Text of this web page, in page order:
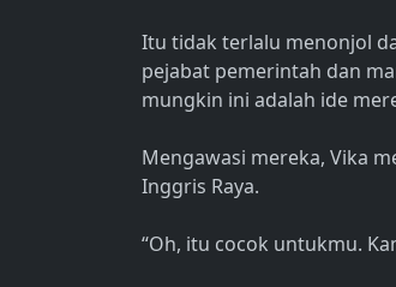
Itu tidak terlalu menonjol
pejabat pemerintah dan
mungkin ini adalah ide
Mengawasi mereka, Vika
Inggris Raya.
“Oh, itu cocok untukmu.